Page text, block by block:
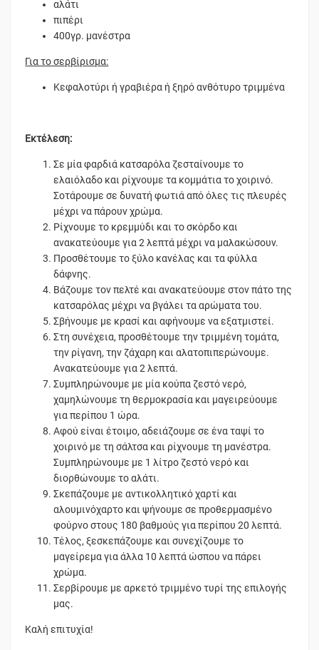
αλάτι
πιπέρι
400γρ. μανέστρα
Για το σερβίρισμα:
Κεφαλοτύρι ή γραβιέρα ή ξηρό ανθότυρο τριμμένα
Εκτέλεση:
Σε μία φαρδιά κατσαρόλα ζεσταίνουμε το
ελαιόλαδο και ρίχνουμε τα κομμάτια το χοιρινό.
Σοτάρουμε σε δυνατή φωτιά από όλες τις πλευρές
μέχρι να πάρουν χρώμα.
Ρίχνουμε το κρεμμύδι και το σκόρδο και
ανακατεύουμε για 2 λεπτά μέχρι να μαλακώσουν.
Προσθέτουμε το ξύλο κανέλας και τα φύλλα
δάφνης.
Βάζουμε τον πελτέ και ανακατεύουμε στον πάτο της
κατσαρόλας μέχρι να βγάλει τα αρώματα του.
Σβήνουμε με κρασί και αφήνουμε να εξατμιστεί.
Στη συνέχεια, προσθέτουμε την τριμμένη τομάτα,
την ρίγανη, την ζάχαρη και αλατοπιπερώνουμε.
Ανακατεύουμε για 2 λεπτά.
Συμπληρώνουμε με μία κούπα ζεστό νερό,
χαμηλώνουμε τη θερμοκρασία και μαγειρεύουμε
για περίπου 1 ώρα.
Αφού είναι έτοιμο, αδειάζουμε σε ένα ταψί το
χοιρινό με τη σάλτσα και ρίχνουμε τη μανέστρα.
Συμπληρώνουμε με 1 λίτρο ζεστό νερό και
διορθώνουμε το αλάτι.
Σκεπάζουμε με αντικολλητικό χαρτί και
αλουμινόχαρτο και ψήνουμε σε προθερμασμένο
φούρνο στους 180 βαθμούς για περίπου 20 λεπτά.
Τέλος, ξεσκεπάζουμε και συνεχίζουμε το
μαγείρεμα για άλλα 10 λεπτά ώσπου να πάρει
χρώμα.
Σερβίρουμε με αρκετό τριμμένο τυρί της επιλογής
μας.
Καλή επιτυχία!